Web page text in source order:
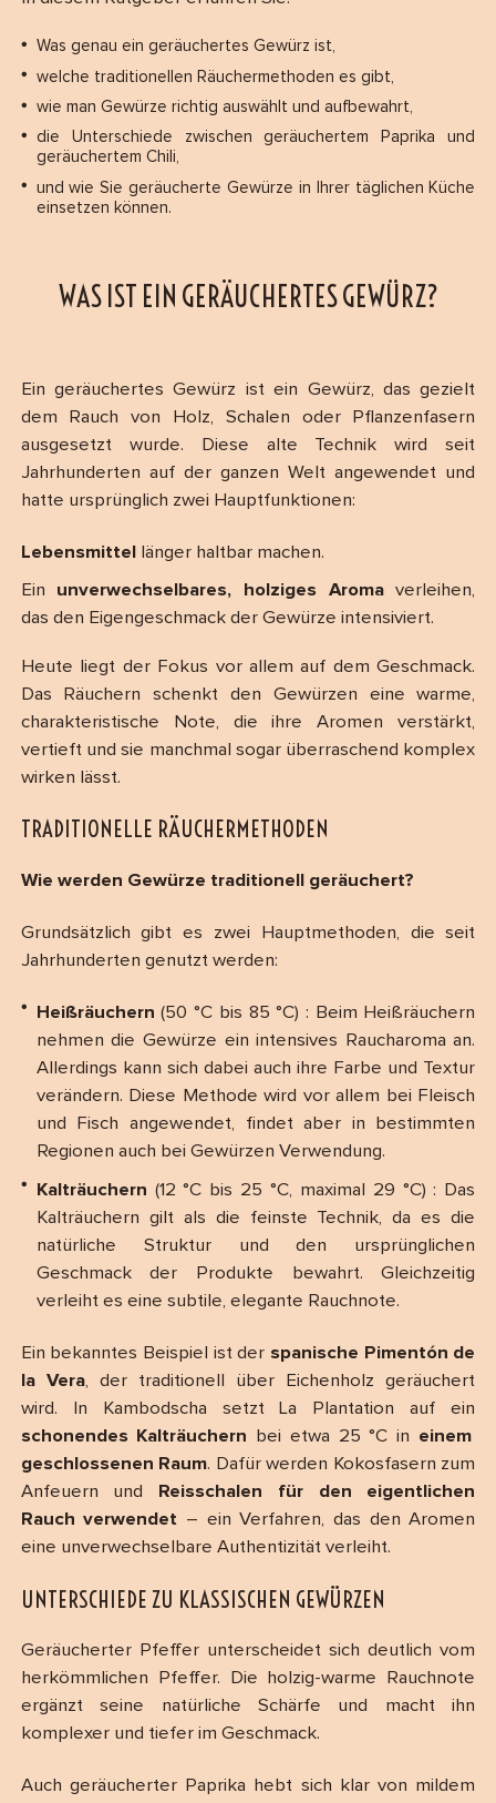
Was genau ein geräuchertes Gewürz ist,
welche traditionellen Räuchermethoden es gibt,
wie man Gewürze richtig auswählt und aufbewahrt,
die Unterschiede zwischen geräuchertem Paprika und
geräuchertem Chili,
und wie Sie geräucherte Gewürze in Ihrer täglichen Küche
einsetzen können.
WAS IST EIN GERÄUCHERTES GEWÜRZ?
Ein geräuchertes Gewürz ist ein Gewürz, das gezielt
dem Rauch von Holz, Schalen oder Pflanzenfasern
ausgesetzt wurde. Diese alte Technik wird seit
Jahrhunderten auf der ganzen Welt angewendet und
hatte ursprünglich zwei Hauptfunktionen:
Lebensmittel länger haltbar machen.
Ein unverwechselbares, holziges Aromaverleihen,
das den Eigengeschmack der Gewürze intensiviert.
Heute liegt der Fokus vor allem auf dem Geschmack.
Das Räuchern schenkt den Gewürzen eine warme,
charakteristische Note, die ihre Aromen verstärkt,
vertieft und sie manchmal sogar überraschend komplex
wirken lässt.
TRADITIONELLE RÄUCHERMETHODEN
Wie werden Gewürze traditionell geräuchert?
Grundsätzlich gibt es zwei Hauptmethoden, die seit
Jahrhunderten genutzt werden:
Heißräuchern (50 °C bis 85 °C) : Beim Heißräuchern
nehmen die Gewürze ein intensives Raucharoma an.
Allerdings kann sich dabei auch ihre Farbe und Textur
verändern. Diese Methode wird vor allem bei Fleisch
und Fisch angewendet, findet aber in bestimmten
Regionen auch bei Gewürzen Verwendung.
Kalträuchern (12 °C bis 25 °C, maximal 29 °C) : Das
Kalträuchern gilt als die feinste Technik, da es die
natürliche Struktur und den ursprünglichen
Geschmack der Produkte bewahrt. Gleichzeitig
verleiht es eine subtile, elegante Rauchnote.
Ein bekanntes Beispiel ist der spanische Pimentón de
la Vera, der traditionell über Eichenholz geräuchert
wird. In Kambodscha setzt La Plantation auf ein
schonendes Kalträuchern bei etwa 25 °C in einem
geschlossenen Raum. Dafür werden Kokosfasern zum
Anfeuern und
Reisschalen für den eigentlichen
Rauch verwendet – ein Verfahren, das den Aromen
eine unverwechselbare Authentizität verleiht.
UNTERSCHIEDE ZU KLASSISCHEN GEWÜRZEN
Geräucherter Pfeffer unterscheidet sich deutlich vom
herkömmlichen Pfeffer. Die holzig-warme Rauchnote
ergänzt seine natürliche Schärfe und macht ihn
komplexer und tiefer im Geschmack.
Auch geräucherter Paprika hebt sich klar von mildem